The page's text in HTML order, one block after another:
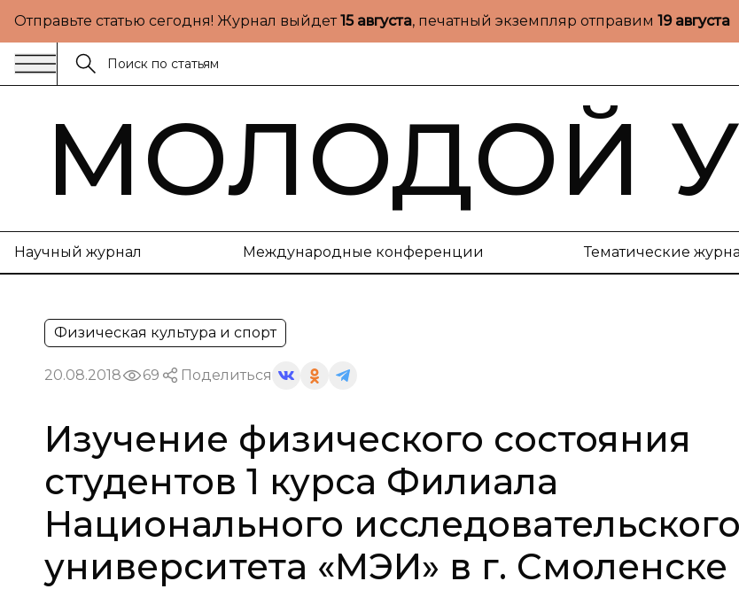
Отправьте статью сегодня! Журнал выйдет15 августа, печатный экземпляр отправим 19 августа
МОЛОДОЙ
Научный журнал Международные конференции Тематические
Физическая культура и спорт
20.08.2018 69 Поделиться
Изучение физического состояния
студентов 1 курса Филиала
Национального исследовательского
университета «МЭИ» в г. Смоленске